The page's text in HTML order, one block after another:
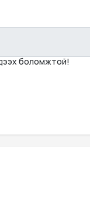
боломжтой!